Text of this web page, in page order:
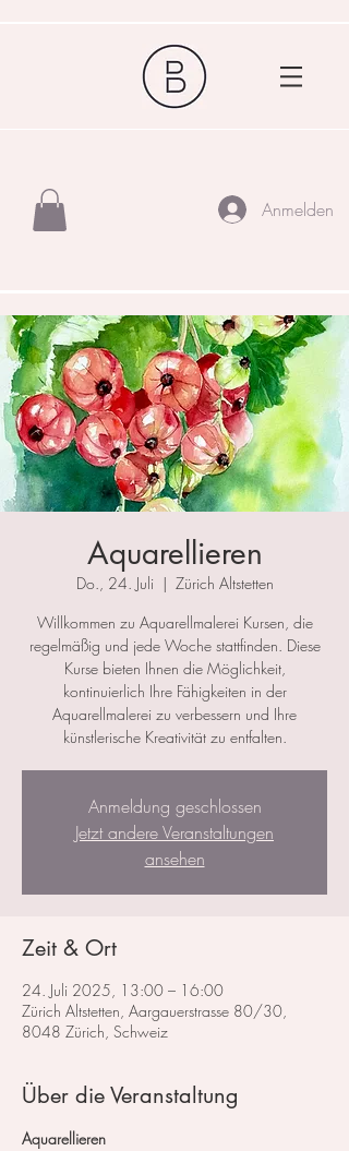
Anmelden
Aquarellieren
Do., 24. Juli
  |
Zürich Altstetten
Willkommen zu Aquarellmalerei Kursen, die
regelmäßig und jede Woche stattfinden. Diese
Kurse bieten Ihnen die Möglichkeit,
kontinuierlich Ihre Fähigkeiten in der
Aquarellmalerei zu verbessern und Ihre
künstlerische Kreativität zu entfalten.
Anmeldung geschlossen
Jetzt andere Veranstaltungen
ansehen
Zeit & Ort
24. Juli 2025, 13:00 – 16:00
Zürich Altstetten, Aargauerstrasse 80/30,
8048 Zürich, Schweiz
Über die Veranstaltung
Aquarellieren